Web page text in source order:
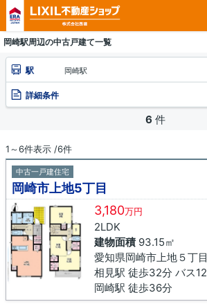
岡崎駅周辺の中古戸建て一覧
駅 岡崎駅
詳細条件
6 件
1～6件表示 /6件
中古一戸建住宅
岡崎市上地5丁目
3,180万円
2LDK
建物面積93.15㎡
愛知県岡崎市上地５丁目
岡崎駅 徒歩36分